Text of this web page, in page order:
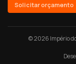
Solicitar orçamento
© 2026 Império